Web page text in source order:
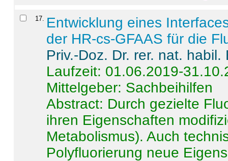
17
Entwicklung eines
der HR-cs-GFAAS für die
Priv.-Doz. Dr. rer. nat.
Laufzeit: 01.06.2019-
Mittelgeber: Sachbeihilfen
Abstract: Durch gezielte
ihren Eigenschaften
Metabolismus). Auch
Polyfluorierung neue